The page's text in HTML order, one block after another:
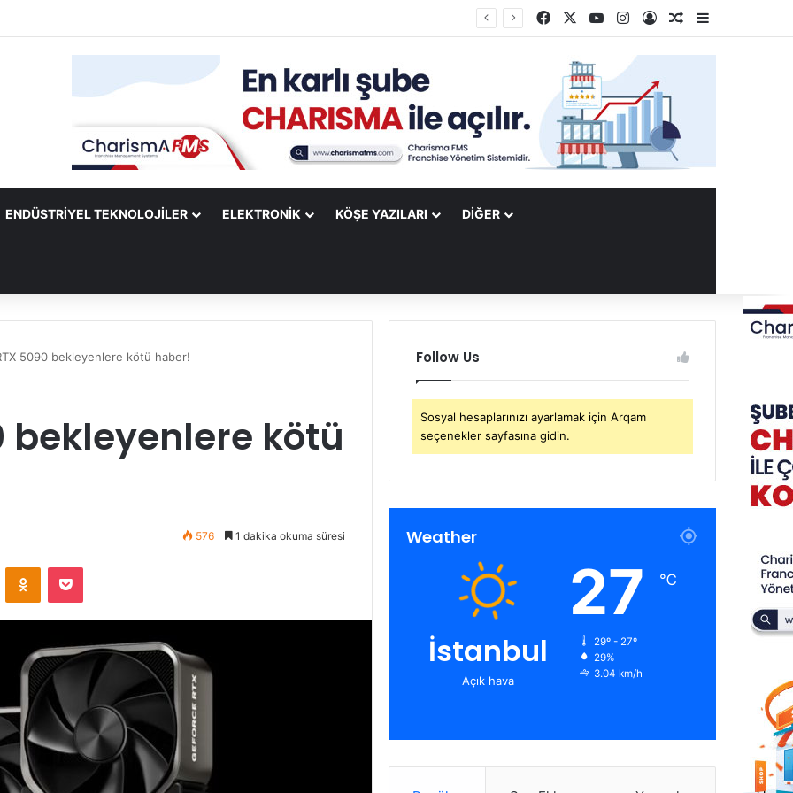
Mobile Uygulamasına Yeni Özellikler Ekliyor FacebookYouTubeInstagram
Kayıt OlRastgele Makale
Kenar
ENDÜSTRIYEL TEKNOLOJILER ELEKTRONIK KÖŞE YAZILARI DIĞER
5090 bekleyenlere kötü haber!
bekleyenlere kötü
576 1 dakika okuma süresi
Odnoklassniki
Pocket
Follow Us
Sosyal hesaplarınızı ayarlamak için Arqam
seçenekler sayfasına gidin.
Weather
İstanbul
Açık hava
27 ℃
29º - 27º
29%
3.04 km/h